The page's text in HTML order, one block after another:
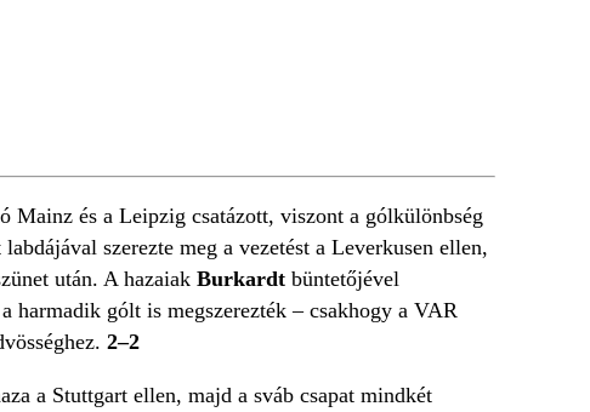
és a Leipzig csatázott, viszont a gólkülönbség
szerezte meg a vezetést a Leverkusen ellen,
után. A hazaiak Burkardt büntetőjével
harmadik gólt is megszerezték – csakhogy a VAR
2–2
a Stuttgart ellen, majd a sváb csapat mindkét